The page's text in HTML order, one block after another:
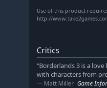
UNE COOP
profitez de
Use of this product
http://
Critics
"Borderlands 3 is a
with characters from
Matt Miller Game